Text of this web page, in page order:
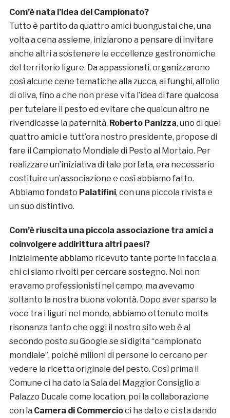
Com’è nata l’idea del Campionato?
Tutto è partito da quattro amici buongustai che, una
volta a cena assieme, iniziarono a pensare di invitare
anche altri a sostenere le eccellenze gastronomiche
del territorio ligure. Da appassionati, organizzarono
così alcune cene tematiche alla zucca, ai funghi, all’olio
di oliva, fino a che non prese vita l’idea di fare qualcosa
per tutelare il pesto ed evitare che qualcun altro ne
rivendicasse la paternità. Roberto Panizza, uno di quei
quattro amici e tutt’ora nostro presidente, propose di
fare il Campionato Mondiale di Pesto al Mortaio. Per
realizzare un’iniziativa di tale portata, era necessario
costituire un’associazione e così abbiamo fatto.
Abbiamo fondato Palatifini, con una piccola rivista e
un suo distintivo.
Com’è riuscita una piccola associazione tra amici a
coinvolgere addirittura altri paesi?
Inizialmente abbiamo ricevuto tante porte in faccia a
chi ci siamo rivolti per cercare sostegno. Noi non
eravamo professionisti nel campo, ma avevamo
soltanto la nostra buona volontà. Dopo aver sparso la
voce tra i liguri nel mondo, abbiamo ottenuto molta
risonanza tanto che oggi il nostro sito web è al
secondo posto su Google se si digita “campionato
mondiale”, poiché milioni di persone lo cercano per
vedere la ricetta originale del pesto. Così prima il
Comune ci ha dato la Sala del Maggior Consiglio a
Palazzo Ducale come location, poi la collaborazione
con la Camera di Commercioci ha dato e ci sta dando